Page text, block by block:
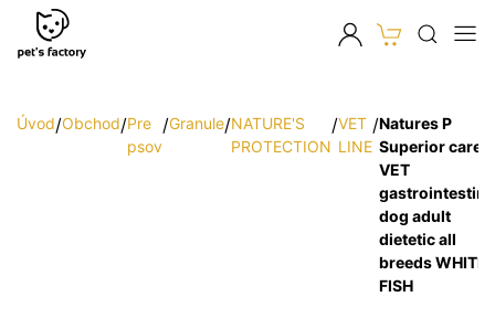
Úvod/Obchod/Pre
psov
/Granule/NATURE'S
PROTECTION
/VET
LINE
/Natures P
Superior care
VET
dog adult
dietetic all
breeds WHITE
FISH